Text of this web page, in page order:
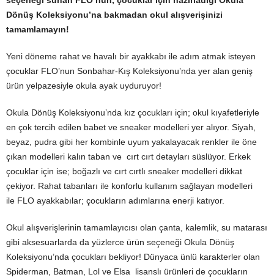
Dönüş Koleksiyonu’na bakmadan okul alışverişinizi
tamamlamayın!
Yeni döneme rahat ve havalı bir ayakkabı ile adım atmak isteyen
çocuklar FLO’nun Sonbahar-Kış Koleksiyonu’nda yer alan geniş
ürün yelpazesiyle okula ayak uyduruyor!
Okula Dönüş Koleksiyonu’nda kız çocukları için; okul kıyafetleriyle
en çok tercih edilen babet ve sneaker modelleri yer alıyor. Siyah,
beyaz, pudra gibi her kombinle uyum yakalayacak renkler ile öne
çıkan modelleri kalın taban ve cırt cırt detayları süslüyor. Erkek
çocuklar için ise; boğazlı ve cırt cırtlı sneaker modelleri dikkat
çekiyor. Rahat tabanları ile konforlu kullanım sağlayan modelleri
ile FLO ayakkabılar; çocukların adımlarına enerji katıyor.
Okul alışverişlerinin tamamlayıcısı olan çanta, kalemlik, su matarası
gibi aksesuarlarda da yüzlerce ürün seçeneği Okula Dönüş
Koleksiyonu’nda çocukları bekliyor! Dünyaca ünlü karakterler olan
Spiderman, Batman, Lol ve Elsa lisanslı ürünleri de çocukların